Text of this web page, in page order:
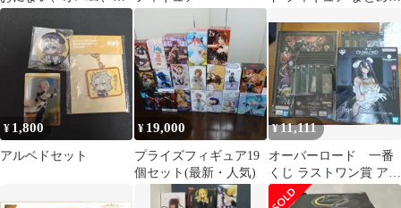
ガイル、無職転生、
他 12点セット
¥ 1,800
アルベドセット
¥ 19,000
プライズフィギュア19
個セット(最新・人気)
¥11,111
オーバーロード 一番
くじ ラストワン賞 アル
ベド フィギュア C E